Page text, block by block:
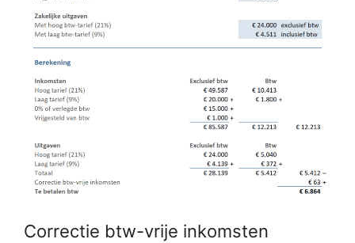
Correctie btw-vrije inkomsten